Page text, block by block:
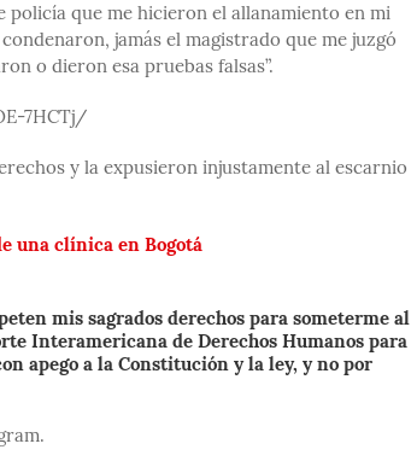
que me hicieron el allanamiento en mi
jamás el magistrado que me juzgó
o dieron esa pruebas falsas”.
7HCTj/
y la expusieron injustamente al escarnio
una clínica en Bogotá
mis sagrados derechos para someterme al
Interamericana de Derechos Humanos para
apego a la Constitución y la ley, y no por